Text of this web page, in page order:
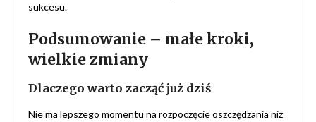
sukcesu.
Podsumowanie – małe kroki,
wielkie zmiany
Dlaczego warto zacząć już dziś
Nie ma lepszego momentu na rozpoczęcie oszczędzania niż